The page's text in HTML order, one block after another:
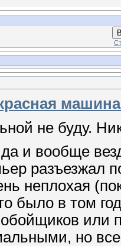
не буду.
и вообще
разъезжал
неплохая
было в том
или
но